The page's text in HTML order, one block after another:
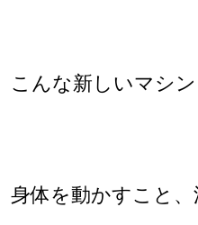
こんな新しいマシ
身体を動かすこと